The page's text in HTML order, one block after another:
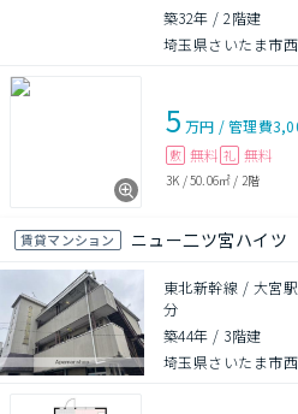
築32年 /2階建
埼玉県さいたま市
5 万円 /管理費
敷 無料 礼 無料
3K /50.06㎡ / 2階
賃貸マンション ニュー二ツ宮ハイツ
東北新幹線 / 大宮
分
築44年 / 3階建
埼玉県さいたま市